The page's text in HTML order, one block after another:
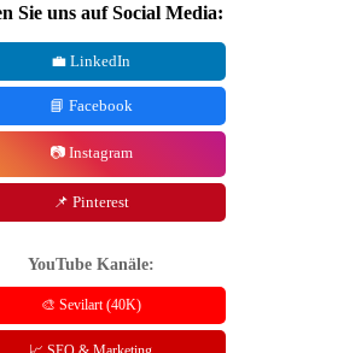
Sie uns auf Social Media:
💼 LinkedIn
📘 Facebook
📷 Instagram
📌 Pinterest
YouTube Kanäle:
🎨 Sevilart (40K)